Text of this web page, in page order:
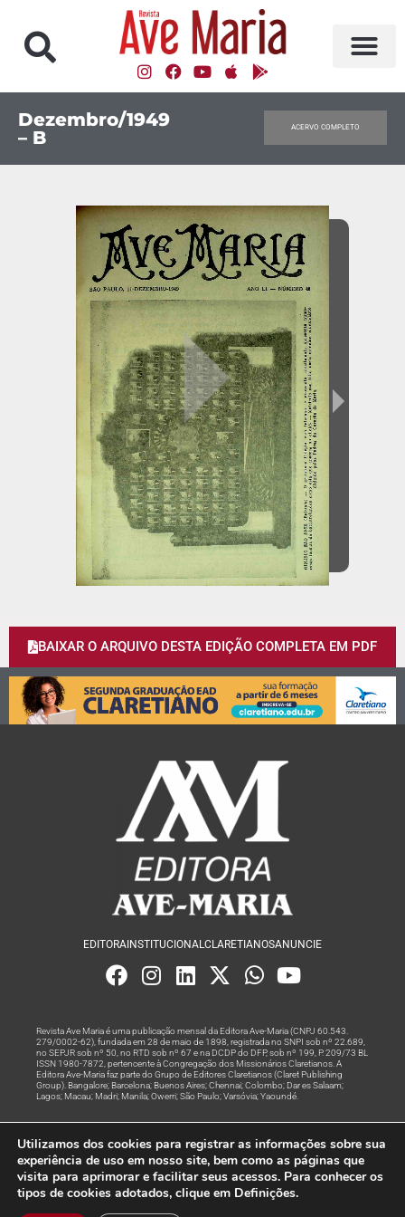
Dezembro/1949
– B
ACERVO COMPLETO
BAIXAR O ARQUIVO DESTA EDIÇÃO COMPLETA EM PDF
EDITORA INSTITUCIONALCLARETIANOSANUNCIE
Revista Ave Maria é uma publicação mensal da Editora Ave-Maria (CNPJ 60.543.
279/0002-62), fundada em 28 de maio de 1898, registrada no SNPI sob nº 22.689,
no SEPJR sob nº 50, no RTD sob nº 67 e na DCDP do DFP, sob nº 199, P. 209/73 BL
ISSN 1980-7872, pertencente à Congregação dos Missionários Claretianos. A
Editora Ave-Maria faz parte do Grupo de Editores Claretianos (Claret Publishing
Group). Bangalore; Barcelona; Buenos Aires; Chennai; Colombo; Dar es Salaam;
Lagos; Macau; Madri; Manila; Owerri; São Paulo; Varsóvia; Yaoundé.
Rede
© Todos os Direitos Reservados
Utilizamos dos cookies para registrar as informações sobre sua
experiência de uso em nosso site, bem como as páginas que
visita para aprimorar e facilitar seus acessos. Para conhecer os
tipos de cookies adotados, clique em Definições.